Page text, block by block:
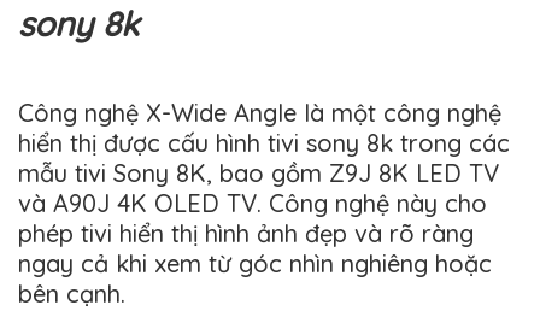
sony 8k
Công nghệ X-Wide Angle là một công nghệ
hiển thị được cấu hình tivi sony 8k trong các
mẫu tivi Sony 8K, bao gồm Z9J 8K LED TV
và A90J 4K OLED TV. Công nghệ này cho
phép tivi hiển thị hình ảnh đẹp và rõ ràng
ngay cả khi xem từ góc nhìn nghiêng hoặc
bên cạnh.